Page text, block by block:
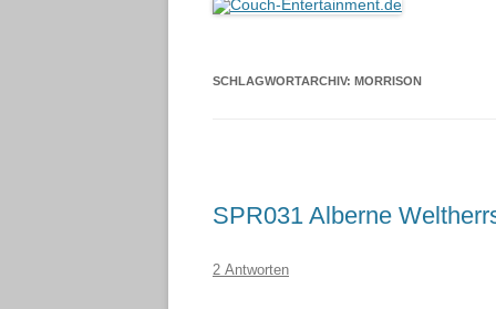
SCHLAGWORTARCHIV: MORRISON
SPR031 Alberne
2 Antworten